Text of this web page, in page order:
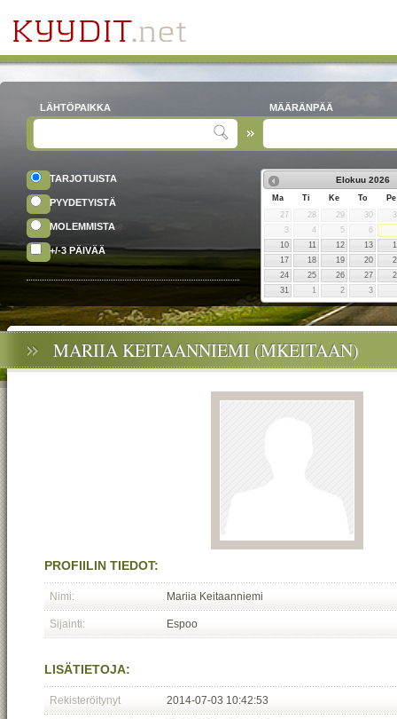
LÄHTÖPAIKKA MÄÄRÄNPÄÄ
TARJOTUISTA
PYYDETYISTÄ
MOLEMMISTA
+/-3 PÄIVÄÄ
Elokuu 2026
Ma Ti Ke To
Pe
27
28 29 30
3
4 5
6
10
11 12 13
17
18 19 20
24
25 26 27
31
1 2 3
MARIIA KEITAANNIEMI (MKEITAAN)
PROFIILIN TIEDOT:
Nimi: Mariia Keitaanniemi
Sijainti: Espoo
LISÄTIETOJA:
Rekisteröitynyt 2014-07-03 10:42:53